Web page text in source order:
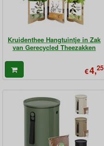
Kruidenthee Hangtuintje in Zak
van Gerecycled Theezakken
€4,25